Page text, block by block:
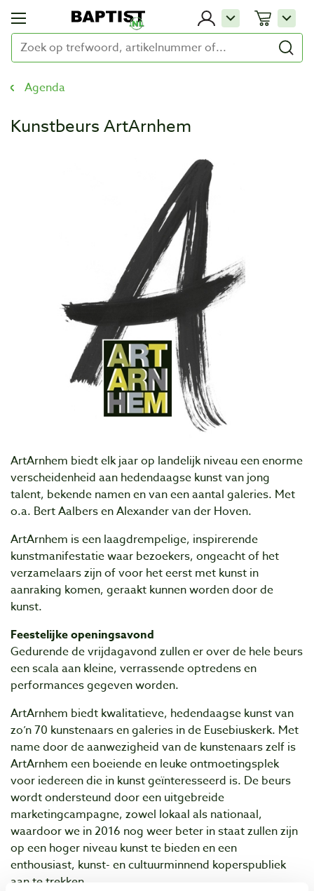
Agenda
Kunstbeurs ArtArnhem
ArtArnhem biedt elk jaar op landelijk niveau een enorme
verscheidenheid aan hedendaagse kunst van jong
talent, bekende namen en van een aantal galeries. Met
o.a. Bert Aalbers en Alexander van der Hoven.
ArtArnhem is een laagdrempelige, inspirerende
kunstmanifestatie waar bezoekers, ongeacht of het
verzamelaars zijn of voor het eerst met kunst in
aanraking komen, geraakt kunnen worden door de
kunst.
Feestelijke openingsavond
Gedurende de vrijdagavond zullen er over de hele beurs
een scala aan kleine, verrassende optredens en
performances gegeven worden.
ArtArnhem biedt kwalitatieve, hedendaagse kunst van
zo’n 70 kunstenaars en galeries in de Eusebiuskerk. Met
name door de aanwezigheid van de kunstenaars zelf is
ArtArnhem een boeiende en leuke ontmoetingsplek
voor iedereen die in kunst geïnteresseerd is. De beurs
wordt ondersteund door een uitgebreide
marketingcampagne, zowel lokaal als nationaal,
waardoor we in 2016 nog weer beter in staat zullen zijn
op een hoger niveau kunst te bieden en een
enthousiast, kunst- en cultuurminnend koperspubliek
aan te trekken.